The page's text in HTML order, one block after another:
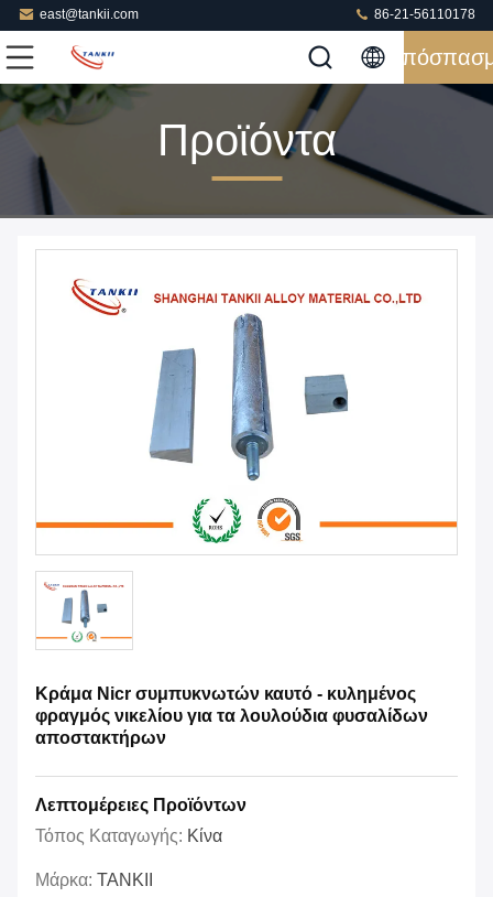
east@tankii.com 86-21-56110178
Προϊόντα
Κράμα Nicr συμπυκνωτών καυτό - κυλημένος
φραγμός νικελίου για τα λουλούδια φυσαλίδων
αποστακτήρων
Λεπτομέρειες Προϊόντων
Τόπος Καταγωγής: Κίνα
Μάρκα: TANKII